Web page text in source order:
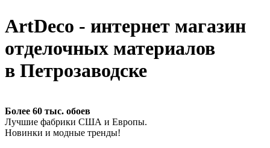
ArtDeco - интернет магазин
отделочных материалов
в Петрозаводске
Более 60 тыс. обоев
Лучшие фабрики США и Европы.
Новинки и модные тренды!